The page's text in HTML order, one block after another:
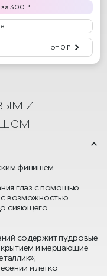
за300 ₽
от 0 ₽
и
финишем.
глаз с помощью
с возможностью
сияющего.
содержит пудровые
и мерцающие
и легко